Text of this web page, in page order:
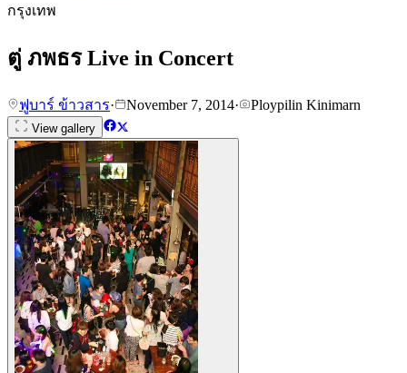
กรุงเทพ
ตู่ ภพธร Live in Concert
ฟูบาร์ ข้าวสาร· November 7, 2014· Ploypilin Kinimarn
View gallery